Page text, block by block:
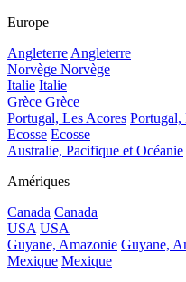
Europe
Angleterre Angleterre
Norvège Norvège
Italie Italie
Grèce Grèce
Portugal, Les Acores Portugal,
Ecosse Ecosse
Australie, Pacifique et Océanie
Amériques
Canada Canada
USA USA
Guyane, Amazonie Guyane,
Mexique Mexique